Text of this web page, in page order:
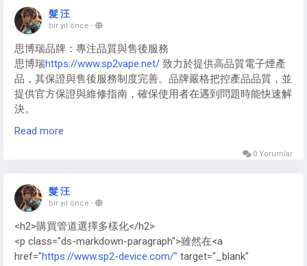
https://www.p6000-shoes.com/
P6000 Japan 日本版偏好優質麂皮，而Nike p6000 prm
https://www.p6000-shoes.com/
技布頭層組合。
髮 汪
bir yıl önce -
思博瑞品牌：專注品質與售後服務
思博瑞https://www.sp2vape.net/ 致力於提供高品質電子煙產
品，其保證與售後服務制度完善。品牌嚴格把控產品品質，並
提供官方保證與維修指南，確保使用者在遇到問題時能快速解
決。
在官方保固期間內，
自行拆解，以免影響保固權益。官方網站提供詳細保證條款及
申請流程。
Read more
0 Yorumlar
髮 汪
bir yıl önce -
<h2>購買管道選擇多樣化</h2>
<p class="ds-markdown-paragraph">雖然在<a
href="https://www.sp2-device.com/" target="_blank"